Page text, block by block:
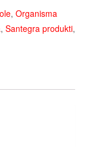
, Organisma
, Santegra produkti,